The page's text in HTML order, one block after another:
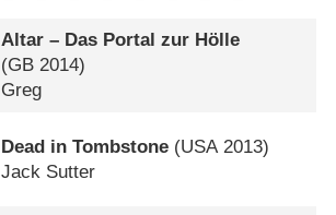
Altar – Das Portal zur Hölle
(GB 2014)
Greg
Dead in Tombstone (USA2013)
Jack Sutter